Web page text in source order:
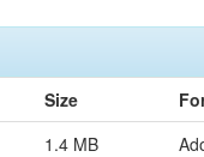
Size
1.4 MB